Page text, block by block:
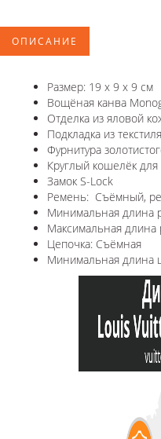
ОПИСАНИЕ
Размер: 19 x 9 x 9 см
Вощёная канва
Отделка из яловой
Подкладка из текстиля
Фурнитура
Круглый кошелёк
Замок S-Lock
Ремень: Съёмный,
Минимальная длина
Максимальная
Цепочка: Съёмная
Минимальная длина